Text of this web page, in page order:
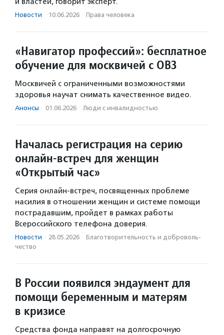
Новости · 10.06.2026 · Права человека
«Навигатор профессий»: бесплатное
обучение для москвичей с ОВЗ
Москвичей с ограниченными возможностями
здоровья научат снимать качественное видео.
Анонсы · 01.06.2026 · Люди с инвалидностью
Началась регистрация на серию
онлайн-встреч для женщин
«Открытый час»
Серия онлайн-встреч, посвященных проблеме
насилия в отношении женщин и системе помощи
пострадавшим, пройдет в рамках работы
Всероссийского телефона доверия.
Новости · 28.05.2026 · Благотвори­тель­ность и доброволь­
чест­во
В России появился эндаумент для
помощи беременным и матерям
в кризисе
Средства фонда направят на долгосрочную